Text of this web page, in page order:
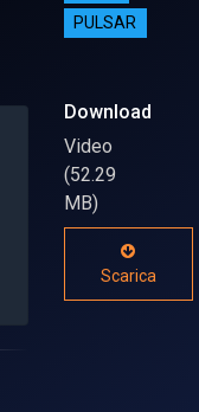
PULSAR
Download
Video
(52.29
MB)
Scarica